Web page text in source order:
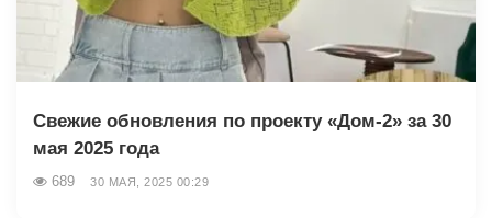
Свежие обновления по проекту «Дом-2» за 30
мая 2025 года
689 30 МАЯ, 2025 00:29